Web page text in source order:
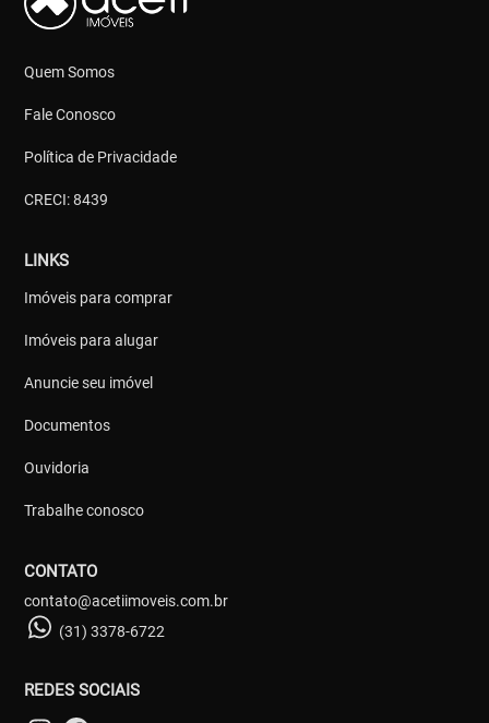
Quem Somos
Fale Conosco
Política de Privacidade
CRECI: 8439
LINKS
Imóveis para comprar
Imóveis para alugar
Anuncie seu imóvel
Documentos
Ouvidoria
Trabalhe conosco
CONTATO
contato@acetiimoveis.com.br
(31) 3378-6722
REDES SOCIAIS